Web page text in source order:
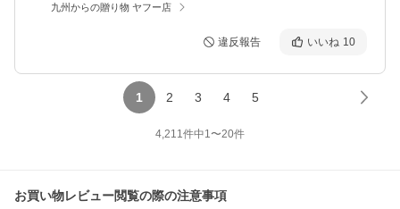
九州からの贈り物 ヤフー店
違反報告 いいね 10
1 2 3 4 5
4,211件中1〜20件
お買い物レビュー閲覧の際の注意事項